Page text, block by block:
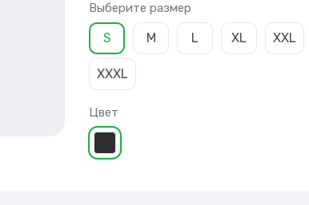
Выберите размер
S M L XL XXL
XXXL
Цвет